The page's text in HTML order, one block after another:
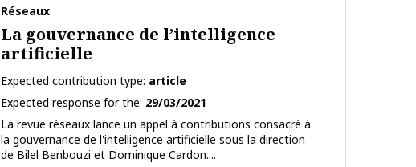
Publication name
Réseaux
La gouvernance de l’intelligence
artificielle
Expected contribution type article
Expected response for the 29/03/2021
La revue réseaux lance un appel à contributions consacré à
la gouvernance de l'intelligence artificielle sous la direction
de Bilel Benbouzi et Dominique Cardon....